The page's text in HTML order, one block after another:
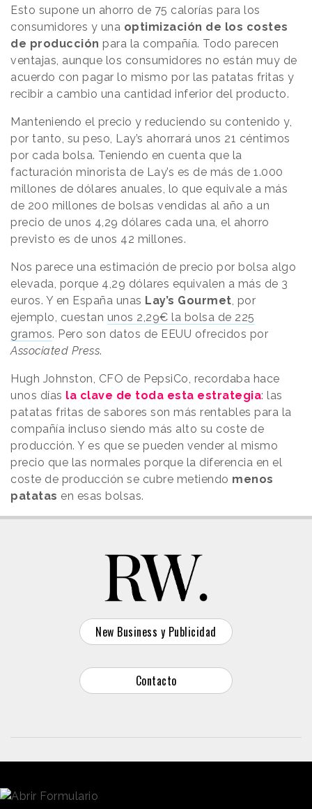
Esto supone un ahorro de 75 calorías para los
consumidores y una optimización de los costes
de producción para la compañía. Todo parecen
ventajas, aunque los consumidores no están muy de
acuerdo con pagar lo mismo por las patatas fritas y
recibir a cambio una cantidad inferior del producto.
Manteniendo el precio y reduciendo su contenido y,
por tanto, su peso, Lay’s ahorrará unos 21 céntimos
por cada bolsa. Teniendo en cuenta que la
facturación minorista de Lay’s es de más de 1.000
millones de dólares anuales, lo que equivale a más
de 200 millones de bolsas vendidas al año a un
precio de unos 4,29 dólares cada una, el ahorro
previsto es de unos 42 millones.
Nos parece una estimación de precio por bolsa algo
elevada, porque 4,29 dólares equivalen a más de 3
euros. Y en España unas Lay’s Gourmet , por
ejemplo, cuestan unos 2,29€ la bolsa de 225
gramos. Pero son datos de EEUU ofrecidos por
Associated Press.
Hugh Johnston, CFO de PepsiCo, recordaba hace
unos días la clave de toda esta estrategia: las
patatas fritas de sabores son más rentables para la
compañía incluso siendo más alto su coste de
producción. Y es que se pueden vender al mismo
precio que las normales porque la diferencia en el
coste de producción se cubre metiendo menos
patatas en esas bolsas.
New Business y Publicidad
Contacto
© 2026 Reason Why
Dirección: